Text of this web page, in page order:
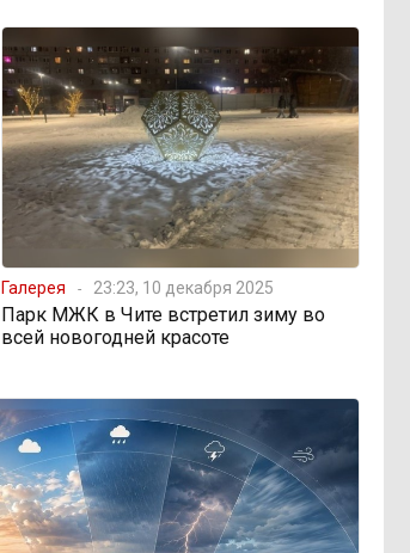
Галерея 23:23, 10 декабря 2025
Парк МЖК в Чите встретил зиму во
всей новогодней красоте